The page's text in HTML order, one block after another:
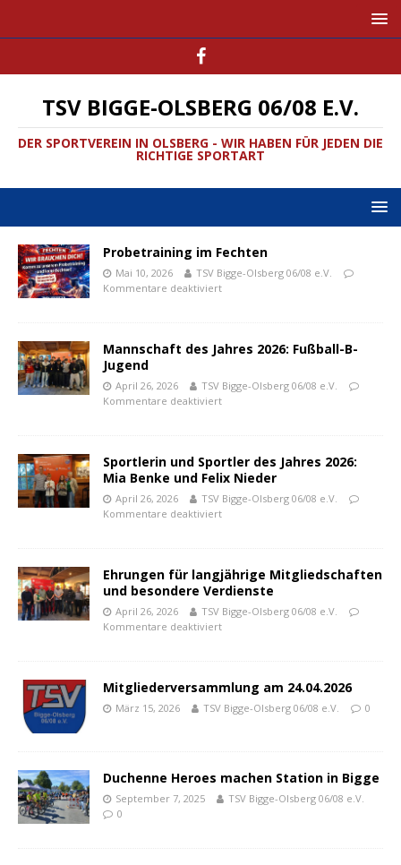
TSV BIGGE-OLSBERG 06/08 E.V.
DER SPORTVEREIN IN OLSBERG - WIR HABEN FÜR JEDEN DIE
RICHTIGE SPORTART
Probetraining im Fechten
Mai 10, 2026
TSV Bigge-Olsberg 06/08 e.V.
Kommentare deaktiviert
Mannschaft des Jahres 2026: Fußball-B-
Jugend
April 26, 2026
TSV Bigge-Olsberg 06/08 e.V.
Kommentare deaktiviert
Sportlerin und Sportler des Jahres 2026:
Mia Benke und Felix Nieder
April 26, 2026
TSV Bigge-Olsberg 06/08 e.V.
Kommentare deaktiviert
Ehrungen für langjährige Mitgliedschaften
und besondere Verdienste
April 26, 2026
TSV Bigge-Olsberg 06/08 e.V.
Kommentare deaktiviert
Mitgliederversammlung am 24.04.2026
März 15, 2026 TSV Bigge-Olsberg 06/08 e.V. 0
Duchenne Heroes machen Station in Bigge
September 7, 2025
TSV Bigge-Olsberg 06/08 e.V.
0